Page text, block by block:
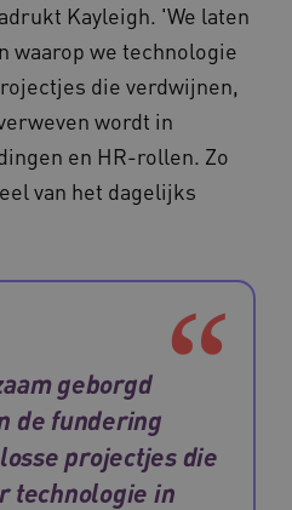
Kayleigh. 'We laten
waarop we technologie
die verdwijnen,
wordt in
en HR-rollen. Zo
van het dagelijks
geborgd
de fundering
projectjes die
technologie in
.youtube.com
.waardigheidentrots.nl
Google LLC
.waardigheidentrots.nl
Provider/Domein